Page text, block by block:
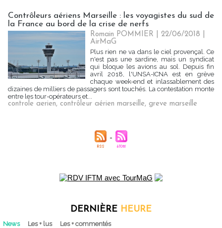
Contrôleurs aériens Marseille : les voyagistes du sud de
la France au bord de la crise de nerfs
Romain POMMIER | 22/06/2018
AirMaG
Plus rien ne va dans le ciel provençal. Ce
n'est pas une sardine, mais un syndicat
qui bloque les avions au sol. Depuis fin
avril 2018, l'UNSA-ICNA est en grève
chaque week-end et inlassablement des
dizaines de milliers de passagers sont touchés. La contestation monte
entre les tour-opérateurs et...
controle aerien, contrôleur aérien marseille, greve marseille
DERNIÈRE HEURE
News Les + lus Les + commentés